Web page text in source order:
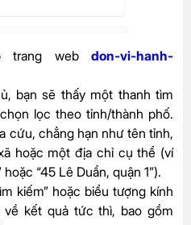
trang webdon-vi-hanh-
bạn sẽ thấy một thanh tìm
lọc theo tỉnh/thành phố.
cứu, chẳng hạn như tên tỉnh,
hoặc một địa chỉ cụ thể (ví
“45 Lê Duẩn, quận 1”).
kiếm” hoặc biểu tượng kính
về kết quả tức thì, bao gồm